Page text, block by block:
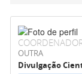
OUTRA
Divulgação